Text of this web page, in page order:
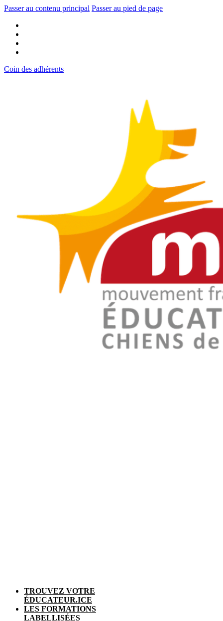
Passer au contenu principal Passer au pied de page
Coin des adhérents
TROUVEZ VOTRE
ÉDUCATEUR.ICE
LES FORMATIONS
LABELLISÉES